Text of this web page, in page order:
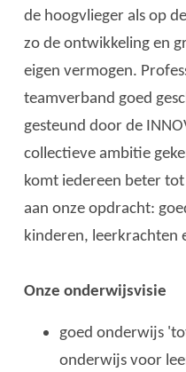
de hoogvlieger als op
zo de ontwikkeling en
eigen vermogen.
teamverband goed
gesteund door de
collectieve ambitie
komt iedereen beter
aan onze opdracht:
kinderen, leerkrachten
Onze onderwijsvisie
goed onderwijs
onderwijs voor